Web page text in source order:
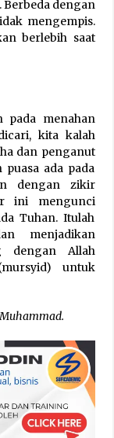
Berbeda dengan
mengempis.
berlebih saat
pada menahan
kita kalah
dan penganut
puasa ada pada
dengan zikir
ini mengunci
Tuhan. Itulah
menjadikan
dengan Allah
untuk